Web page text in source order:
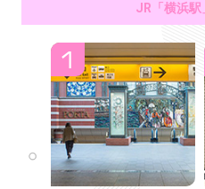
JR「横浜駅